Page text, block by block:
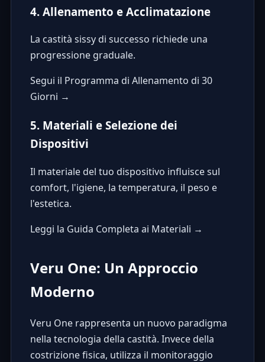
4. Allenamento e Acclimatazione
La castità sissy di successo richiede una
progressione graduale.
Segui il Programma di Allenamento di 30
Giorni →
5. Materiali e Selezione dei
Dispositivi
Il materiale del tuo dispositivo influisce sul
comfort, l'igiene, la temperatura, il peso e
l'estetica.
Leggi la Guida Completa ai Materiali →
Veru One: Un Approccio
Moderno
Veru Onerappresenta un nuovo paradigma
nella tecnologia della castità. Invece della
costrizione fisica, utilizza il monitoraggio